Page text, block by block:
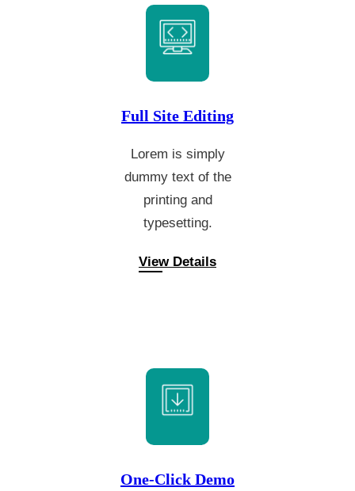
Full Site Editing
Lorem is simply
dummy text of the
printing and
typesetting.
View Details
One-Click Demo